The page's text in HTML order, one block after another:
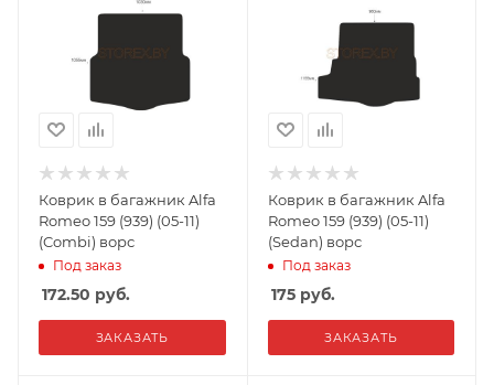
Коврик в багажник Alfa
Romeo 159 (939) (05-11)
(Combi) ворс
Под заказ
172.50 руб.
ЗАКАЗАТЬ
Коврик в багажник Alfa
Romeo 159 (939) (05-11)
(Sedan) ворс
Под заказ
175руб.
ЗАКАЗАТЬ